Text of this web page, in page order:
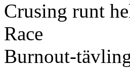
Crusing runt
Race
Burnout-